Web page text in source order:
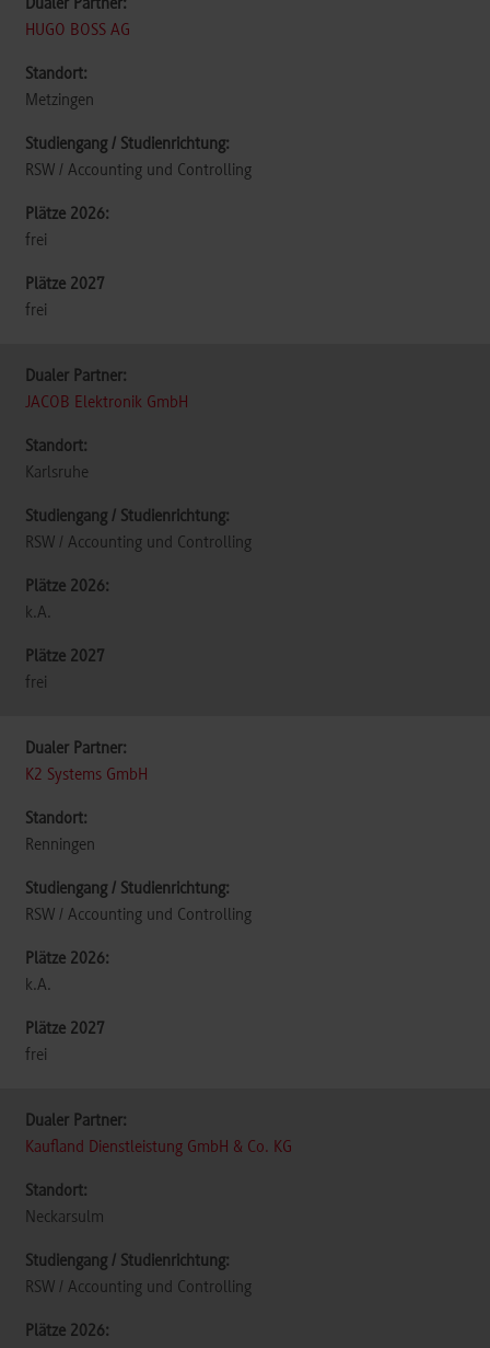
HUGO BOSS AG
Metzingen
RSW / Accounting und Controlling
frei
frei
JACOB Elektronik GmbH
Karlsruhe
RSW / Accounting und Controlling
k.A.
frei
K2 Systems GmbH
Renningen
RSW / Accounting und Controlling
k.A.
frei
Kaufland Dienstleistung GmbH & Co. KG
Neckarsulm
RSW / Accounting und Controlling